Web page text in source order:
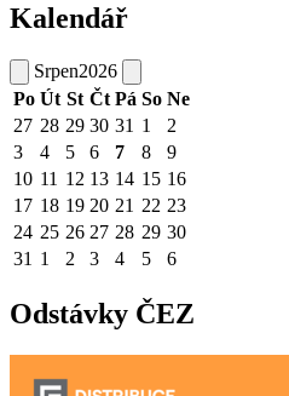
Kalendář
Srpen2026
Po Út St Čt Pá So Ne
27 28 29 30 31 1
2
3
4 5 6 7 8
9
10 11 12 13 14 15 16
17 18 19 20 21 22 23
24 25 26 27 28 29 30
31 1 2 3 4 5 6
Odstávky ČEZ